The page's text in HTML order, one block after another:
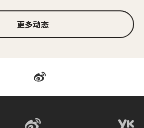
更多动态